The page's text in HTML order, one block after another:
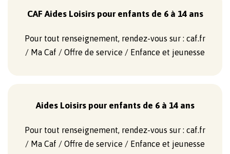
CAF Aides Loisirs pour enfants de 6 à 14 ans
Pour tout renseignement, rendez-vous sur : caf.fr
/ Ma Caf / Offre de service / Enfance et jeunesse
Aides Loisirs pour enfants de 6 à 14 ans
Pour tout renseignement, rendez-vous sur : caf.fr
/ Ma Caf / Offre de service / Enfance et jeunesse